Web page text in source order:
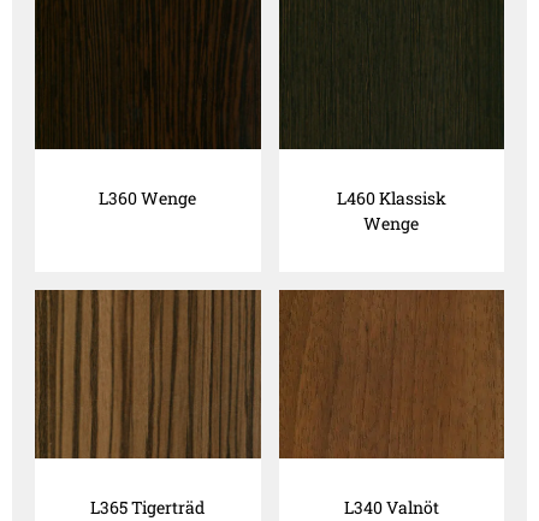
L360 Wenge
L460 Klassisk
Wenge
L365 Tigerträd L340 Valnöt